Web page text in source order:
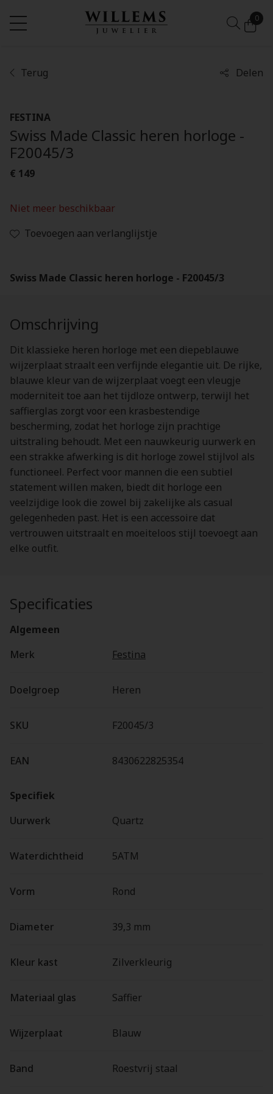
0
Terug Delen
FESTINA
Swiss Made Classic heren horloge -
F20045/3
€ 149
Niet meer beschikbaar
Toevoegen aan verlanglijstje
Swiss Made Classic heren horloge - F20045/3
Omschrijving
Dit klassieke heren horloge met een diepeblauwe
wijzerplaat straalt een verfijnde elegantie uit. De rijke,
blauwe kleur van de wijzerplaat voegt een vleugje
moderniteit toe aan het tijdloze ontwerp, terwijl het
saffierglas zorgt voor een krasbestendige
bescherming, zodat het horloge zijn prachtige
uitstraling behoudt. Met een nauwkeurig uurwerk en
een strakke afwerking is dit horloge zowel stijlvol als
functioneel. Perfect voor mannen die een subtiel
statement willen maken, biedt dit horloge een
veelzijdige look die zowel bij zakelijke als casual
gelegenheden past. Het is een accessoire dat
vertrouwen uitstraalt en moeiteloos stijl toevoegt aan
elke outfit.
Specificaties
Algemeen
Merk
Festina
Doelgroep Heren
SKU F20045/3
EAN 8430622825354
Specifiek
Uurwerk
Quartz
Waterdichtheid 5ATM
Vorm Rond
Diameter 39,3 mm
Kleur kast Zilverkleurig
Materiaal glas Saffier
Wijzerplaat Blauw
Band Roestvrij staal